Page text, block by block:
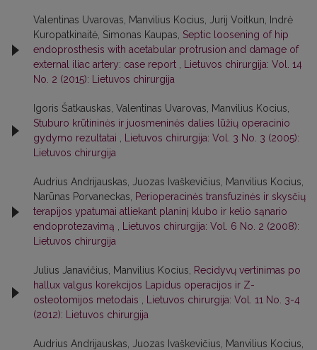
Valentinas Uvarovas, Manvilius Kocius, Jurij Voitkun, Indrė
Kuropatkinaitė, Simonas Kaupas, Septic loosening of hip
endoprosthesis with acetabular protrusion and damage of
external iliac artery: case report
Lietuvos chirurgija: Vol. 14
No. 2 (2015): Lietuvos chirurgija
Igoris Šatkauskas, Valentinas Uvarovas, Manvilius Kocius,
Stuburo krūtininės ir juosmeninės dalies lūžių operacinio
gydymo rezultatai
Lietuvos chirurgija: Vol. 3 No. 3 (2005):
Lietuvos chirurgija
Audrius Andrijauskas, Juozas Ivaškevičius, Manvilius Kocius,
Narūnas Porvaneckas,
Perioperacinės transfuzinės ir skysčių
terapijos ypatumai atliekant planinį klubo ir kelio sąnario
endoprotezavimą
Lietuvos chirurgija: Vol. 6 No. 2 (2008):
Lietuvos chirurgija
Julius Janavičius, Manvilius Kocius,
Recidyvų vertinimas po
hallux valgus korekcijos Lapidus operacijos ir Z-
osteotomijos metodais
Lietuvos chirurgija: Vol. 11 No. 3-4
(2012): Lietuvos chirurgija
Audrius Andrijauskas, Juozas Ivaškevičius, Manvilius Kocius,